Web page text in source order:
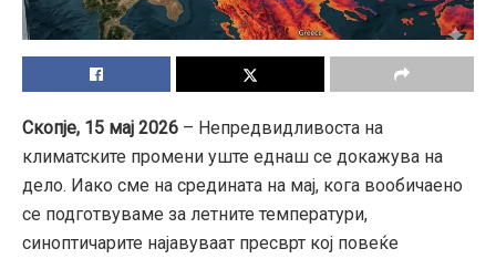
Скопје, 15 мај 2026 – Непредвидливоста на
климатските промени уште еднаш се докажува на
дело. Иако сме на средината на мај, кога вообичаено
се подготвуваме за летните температури,
синоптичарите најавуваат пресврт кој повеќе